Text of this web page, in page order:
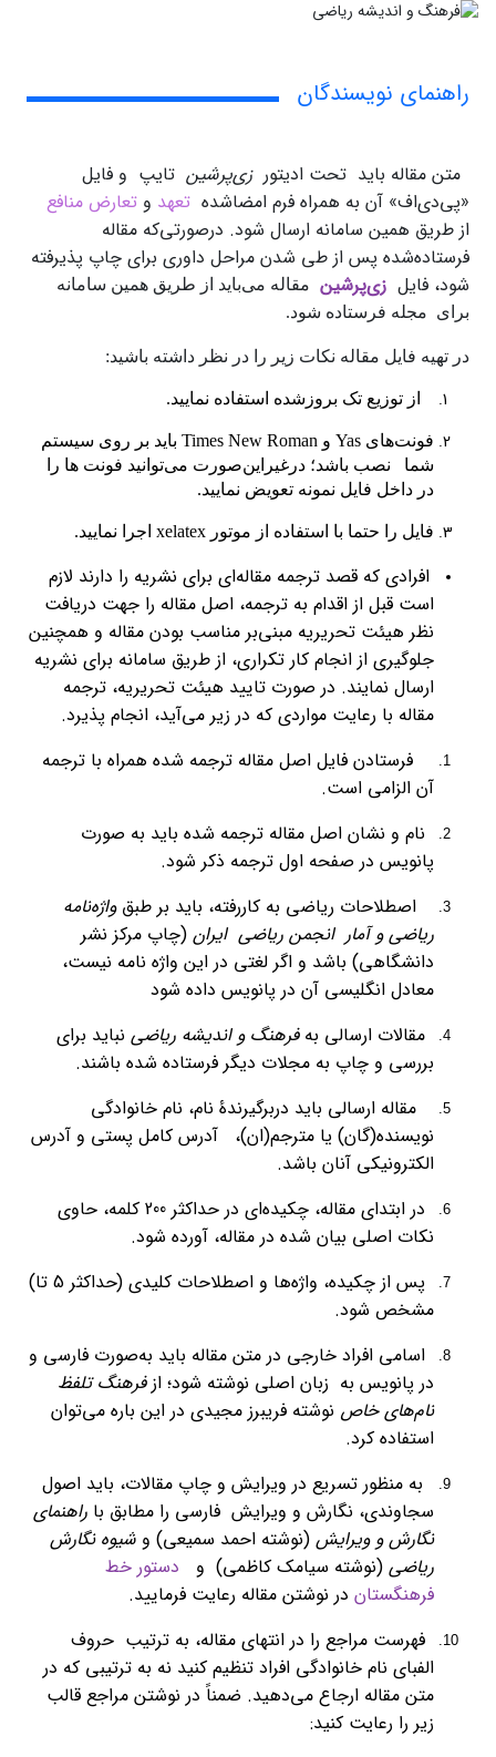
راهنمای نویسندگان
متن مقاله باید تحت ادیتورزی‌پرشین تایپ و فایل
«پی‌دی‌اف» آن به همراه فرم امضاشده تعهد و تعارض منافع
از طریق همین سامانه ارسال شود. در‌صورتی‌که مقاله
فرستاده‌شده پس از طی شدن مراحل داوری برای چاپ پذیرفته
شود، فایل زی‌پرشین مقاله می‌باید از طریق همین سامانه
برای مجله فرستاده شود.
در تهیه فایل مقاله نکات زیر را در نظر داشته باشید:
از توزیع تک بروز‌شده استفاده نمایید.
فونت‌های Yas و Times New Roman باید بر روی سیستم
شما نصب باشد؛ در‌غیر‌این‌صورت می‌توانید فونت ها را
در داخل فایل نمونه تعویض نمایید.
فایل را حتما با استفاده از موتور xelatex اجرا نمایید.
افرادی که قصد ترجمه مقاله‌ای برای نشریه را دارند لازم
است قبل از اقدام به ترجمه، اصل مقاله را جهت دریافت
نظر هیئت تحریریه مبنی‌بر مناسب بودن مقاله و همچنین
جلوگیری از انجام کار تکراری، از طریق سامانه برای نشریه
ارسال نمایند. در صورت تایید هیئت تحریریه، ترجمه
مقاله با رعایت مواردی که در زیر می‌آید، انجام پذیرد.
فرستادن فایل اصل مقاله ترجمه شده همراه با ترجمه
آن الزامی است.
نام و نشان اصل مقاله ترجمه شده باید به صورت
پانویس در صفحه اول ترجمه ذکر شود.
اصطلاحات ریاضی به کاررفته، باید بر طبقواژه‌نامه
ریاضی و آمار انجمن ریاضی ایران (چاپ مرکز نشر
دانشگاهی) باشد و اگر لغتی در این واژه نامه نیست،
معادل انگلیسی آن در پانویس داده شود
مقالات ارسالی بهفرهنگ و اندیشه ریاضی نباید برای
بررسی و چاپ به مجلات دیگر فرستاده شده باشند.
مقاله ارسالی باید دربرگیرندۀ نام، نام خانوادگی
نویسنده(گان) یا مترجم(ان)، آدرس کامل پستی و آدرس
الکترونیکی آنان باشد.
در ابتدای مقاله، چکیده‌ای در حداکثر 200 کلمه، حاوی
نکات اصلی بیان شده در مقاله، آورده شود.
پس از چکیده، واژه‌ها و اصطلاحات کلیدی (حداکثر 5 تا)
مشخص شود.
اسامی افراد خارجی در متن مقاله باید به‌صورت فارسی و
در پانویس به زبان اصلی نوشته شود؛ ازفرهنگ تلفظ
نام‌های خاص نوشته فریبرز مجیدی در این باره می‌توان
استفاده کرد.
به منظور تسریع در ویرایش و چاپ مقالات، باید اصول
سجاوندی، نگارش و ویرایش فارسی را مطابق با راهنمای
نگارش و ویرایش (نوشته احمد سمیعی) و شیوه نگارش
ریاضی (نوشته سیامک کاظمی) و
دستور خط
فرهنگستان در نوشتن مقاله رعایت فرمایید.
فهرست مراجع را در انتهای مقاله، به ترتیب حروف
الفبای نام خانوادگی افراد تنظیم کنید نه به ترتیبی که در
متن مقاله ارجاع می‌دهید. ضمناً در نوشتن مراجع قالب
زیر را رعایت کنید: